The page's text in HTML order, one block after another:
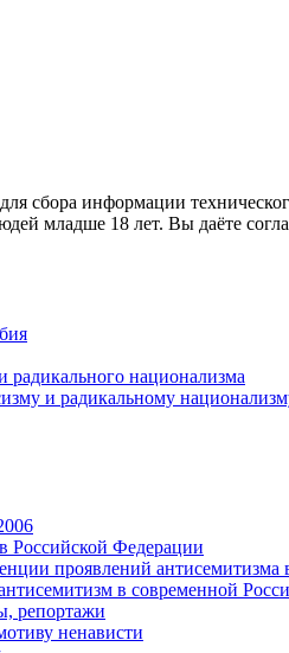
сбора информации
младше 18 лет. Вы даёте
радикального национализма
и радикальному
Российской Федерации
проявлений антисемитизма
в современной
репортажи
ненависти